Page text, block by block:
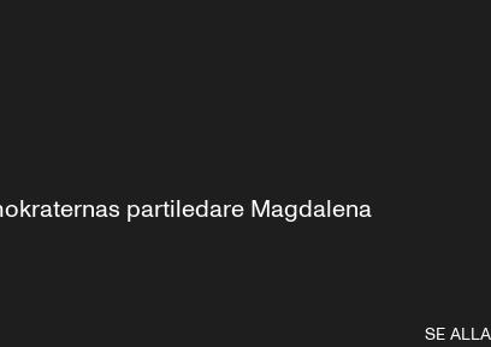
partiledare Magdalena
SE ALLA